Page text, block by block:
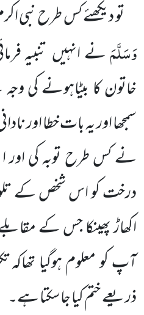
تو دیکھئے کس طرح نبی
وَسَلَّمَنے انہیں تنبیہ
خاتون کا بیٹاہونے کی
سمجھا اور یہ بات خطا اور
نے کس طرح توبہ کی
درخت کو اس شخص کے
اکھاڑ پھینکا جس کے
آپ کو معلوم ہوگیا
ذریعے ختم کیا جاسکتا ہے۔